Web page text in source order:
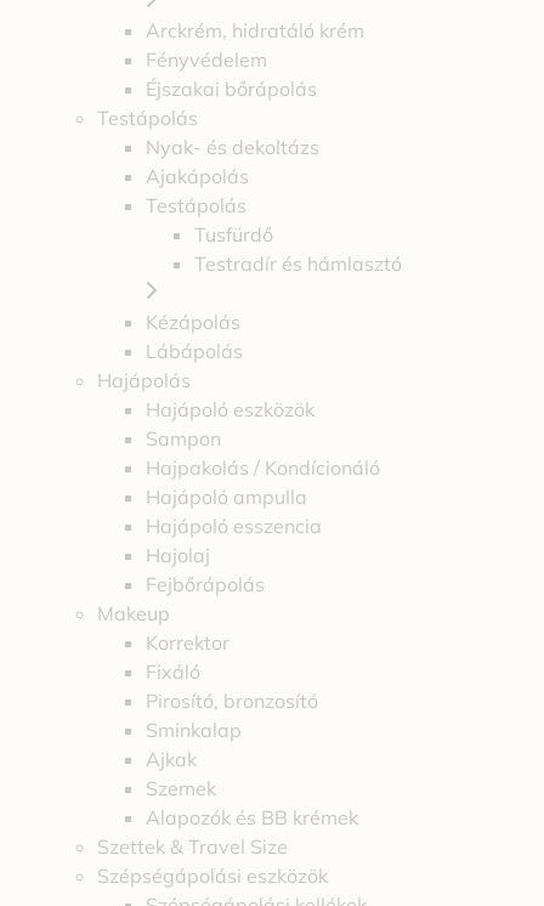
Arckrém, hidratáló krém
Fényvédelem
Éjszakai bőrápolás
Testápolás
Nyak- és dekoltázs
Ajakápolás
Testápolás
Tusfürdő
Testradír és hámlasztó
Kézápolás
Lábápolás
Hajápolás
Hajápoló eszközök
Sampon
Hajpakolás / Kondícionáló
Hajápoló ampulla
Hajápoló esszencia
Hajolaj
Fejbőrápolás
Makeup
Korrektor
Fixáló
Pirosító, bronzosító
Sminkalap
Ajkak
Szemek
Alapozók és BB krémek
Szettek & Travel Size
Szépségápolási eszközök